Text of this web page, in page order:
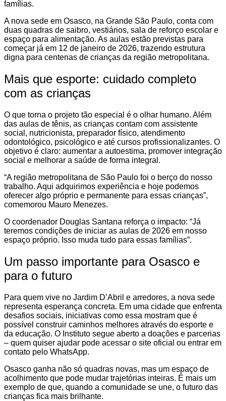
famílias.
A nova sede em Osasco, na Grande São Paulo, conta com
duas quadras de saibro, vestiários, sala de reforço escolar e
espaço para alimentação. As aulas estão previstas para
começar já em 12 de janeiro de 2026, trazendo estrutura
digna para centenas de crianças da região metropolitana.
Mais que esporte: cuidado completo
com as crianças
O que torna o projeto tão especial é o olhar humano. Além
das aulas de tênis, as crianças contam com assistente
social, nutricionista, preparador físico, atendimento
odontológico, psicológico e até cursos profissionalizantes. O
objetivo é claro: aumentar a autoestima, promover integração
social e melhorar a saúde de forma integral.
“A região metropolitana de São Paulo foi o berço do nosso
trabalho. Aqui adquirimos experiência e hoje podemos
oferecer algo próprio e permanente para essas crianças”,
comemorou Mauro Menezes.
O coordenador Douglas Santana reforça o impacto: “Já
teremos condições de iniciar as aulas de 2026 em nosso
espaço próprio. Isso muda tudo para essas famílias”.
Um passo importante para Osasco e
para o futuro
Para quem vive no Jardim D’Abril e arredores, a nova sede
representa esperança concreta. Em uma cidade que enfrenta
desafios sociais, iniciativas como essa mostram que é
possível construir caminhos melhores através do esporte e
da educação. O Instituto segue aberto a doações e parcerias
– quem quiser ajudar pode acessar o site oficial ou entrar em
contato pelo WhatsApp.
Osasco ganha não só quadras novas, mas um espaço de
acolhimento que pode mudar trajetórias inteiras. É mais um
exemplo de que, quando a comunidade se une, o futuro das
crianças fica mais brilhante.